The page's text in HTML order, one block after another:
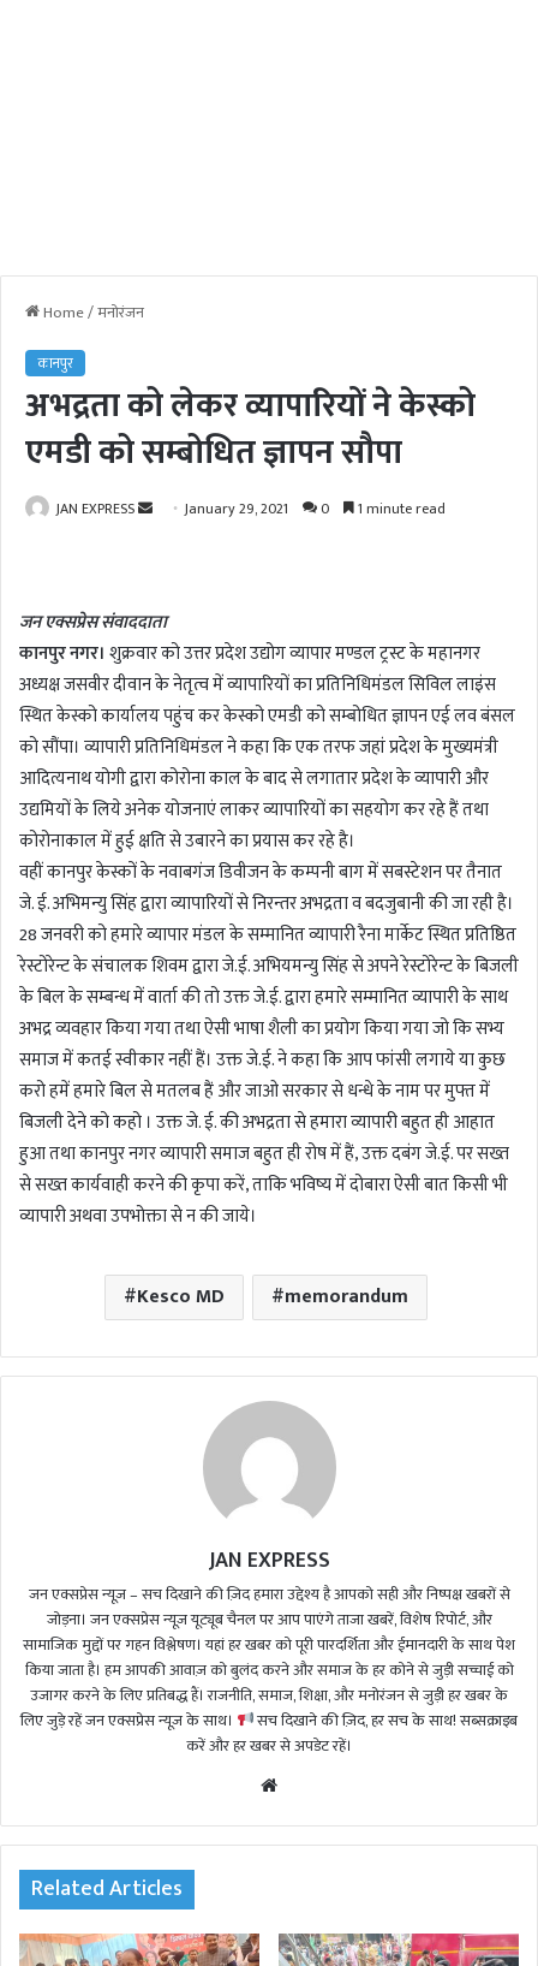
Home/मनोरंजन
कानपुर
अभद्रता को लेकर व्यापारियों ने केस्को
एमडी को सम्बोधित ज्ञापन सौपा
JAN EXPRESS
a
n
e
m
a
i
l
January 29, 2021 0 1 minute read
जन एक्सप्रेस संवाददाता
कानपुर नगर। शुक्रवार को उत्तर प्रदेश उद्योग व्यापार मण्डल ट्रस्ट के महानगर
अध्यक्ष जसवीर दीवान के नेतृत्व में व्यापारियों का प्रतिनिधिमंडल सिविल लाइंस
स्थित केस्को कार्यालय पहुंच कर केस्को एमडी को सम्बोधित ज्ञापन एई लव बंसल
को सौंपा। व्यापारी प्रतिनिधिमंडल ने कहा कि एक तरफ जहां प्रदेश के मुख्यमंत्री
आदित्यनाथ योगी द्वारा कोरोना काल के बाद से लगातार प्रदेश के व्यापारी और
उद्यमियों के लिये अनेक योजनाएं लाकर व्यापारियों का सहयोग कर रहे हैं तथा
कोरोनाकाल में हुई क्षति से उबारने का प्रयास कर रहे है।
वहीं कानपुर केस्कों के नवाबगंज डिवीजन के कम्पनी बाग में सबस्टेशन पर तैनात
जे. ई. अभिमन्यु सिंह द्वारा व्यापारियों से निरन्तर अभद्रता व बदजुबानी की जा रही है।
28 जनवरी को हमारे व्यापार मंडल के सम्मानित व्यापारी रैना मार्केट स्थित प्रतिष्ठित
रेस्टोरेन्ट के संचालक शिवम द्वारा जे.ई. अभियमन्यु सिंह से अपने रेस्टोरेन्ट के बिजली
के बिल के सम्बन्ध में वार्ता की तो उक्त जे.ई. द्वारा हमारे सम्मानित व्यापारी के साथ
अभद्र व्यवहार किया गया तथा ऐसी भाषा शैली का प्रयोग किया गया जो कि सभ्य
समाज में कतई स्वीकार नहीं हैं। उक्त जे.ई. ने कहा कि आप फांसी लगाये या कुछ
करो हमें हमारे बिल से मतलब हैं और जाओ सरकार से धन्धे के नाम पर मुफ्त में
बिजली देने को कहो । उक्त जे. ई. की अभद्रता से हमारा व्यापारी बहुत ही आहात
हुआ तथा कानपुर नगर व्यापारी समाज बहुत ही रोष में हैं, उक्त दबंग जे.ई. पर सख्त
से सख्त कार्यवाही करने की कृपा करें, ताकि भविष्य में दोबारा ऐसी बात किसी भी
व्यापारी अथवा उपभोक्ता से न की जाये।
Kesco MD memorandum
JAN EXPRESS
जन एक्सप्रेस न्यूज़ – सच दिखाने की ज़िद हमारा उद्देश्य है आपको सही और निष्पक्ष खबरों से
जोड़ना। जन एक्सप्रेस न्यूज़ यूट्यूब चैनल पर आप पाएंगे ताजा खबरें, विशेष रिपोर्ट, और
सामाजिक मुद्दों पर गहन विश्लेषण। यहां हर खबर को पूरी पारदर्शिता और ईमानदारी के साथ पेश
किया जाता है। हम आपकी आवाज़ को बुलंद करने और समाज के हर कोने से जुड़ी सच्चाई को
उजागर करने के लिए प्रतिबद्ध हैं। राजनीति, समाज, शिक्षा, और मनोरंजन से जुड़ी हर खबर के
लिए जुड़े रहें जन एक्सप्रेस न्यूज़ के साथ।
सच दिखाने की ज़िद, हर सच के साथ! सब्सक्राइब
करें और हर खबर से अपडेट रहें।
te
Related Articles